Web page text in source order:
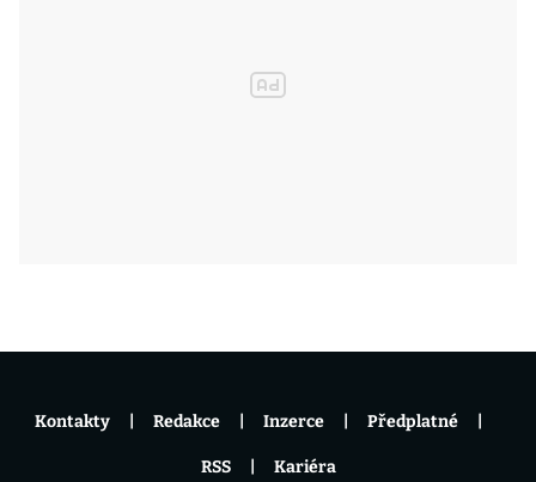
Kontakty Redakce Inzerce Předplatné
RSS Kariéra